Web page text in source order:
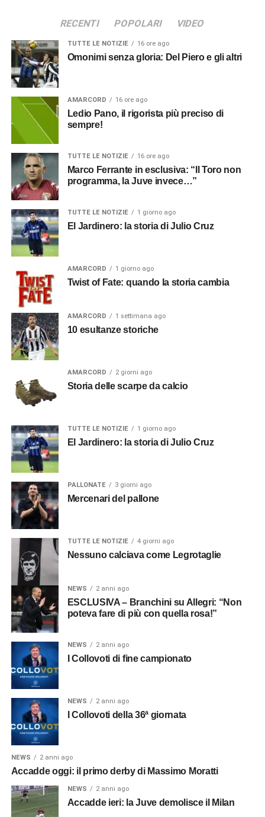
RECENTI POPOLARI VIDEO
TUTTE LE NOTIZIE 16 ore ago
Omonimi senza gloria: Del Piero e gli altri
AMARCORD 16 ore ago
Ledio Pano, il rigorista più preciso di
sempre!
TUTTE LE NOTIZIE 16 ore ago
Marco Ferrante in esclusiva: “Il Toro non
programma, la Juve invece…”
TUTTE LE NOTIZIE 1 giorno ago
El Jardinero: la storia di Julio Cruz
AMARCORD 1 giorno ago
Twist of Fate: quando la storia cambia
AMARCORD 1 settimana ago
10 esultanze storiche
AMARCORD 2 giorni ago
Storia delle scarpe da calcio
TUTTE LE NOTIZIE 1 giorno ago
El Jardinero: la storia di Julio Cruz
PALLONATE 3 giorni ago
Mercenari del pallone
TUTTE LE NOTIZIE 4 giorni ago
Nessuno calciava come Legrotaglie
NEWS 2 anni ago
ESCLUSIVA – Branchini su Allegri: “Non
poteva fare di più con quella rosa!”
NEWS 2 anni ago
I Collovoti di fine campionato
NEWS 2 anni ago
I Collovoti della 36ª giornata
NEWS 2 anni ago
Accadde oggi: il primo derby di Massimo Moratti
NEWS 2 anni ago
Accadde ieri: la Juve demolisce il Milan